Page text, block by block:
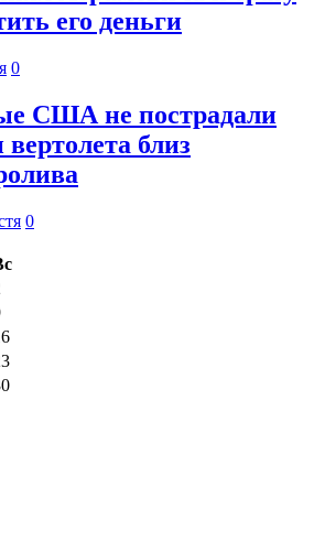
его деньги
0
США не пострадали
близ
0